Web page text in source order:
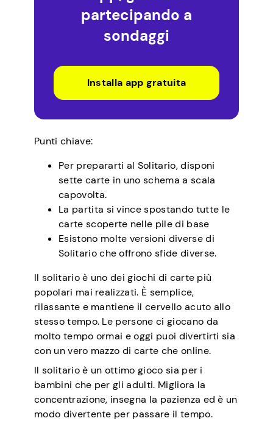
partecipando a
sondaggi
Installa app gratuita
Punti chiave:
Per prepararti al Solitario, disponi
sette carte in uno schema a scala
capovolta.
La partita si vince spostando tutte le
carte scoperte nelle pile di base
Esistono molte versioni diverse di
Solitario che offrono sfide diverse.
Il solitario è uno dei giochi di carte più
popolari mai realizzati. È semplice,
rilassante e mantiene il cervello acuto allo
stesso tempo. Le persone ci giocano da
molto tempo ormai e oggi puoi divertirti sia
con un vero mazzo di carte che online.
Il solitario è un ottimo gioco sia per i
bambini che per gli adulti. Migliora la
concentrazione, insegna la pazienza ed è un
modo divertente per passare il tempo.